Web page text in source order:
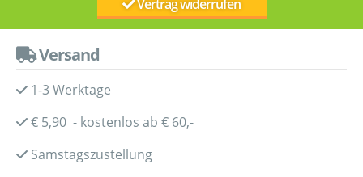
Vertrag widerrufen
Versand
1-3 Werktage
€ 5,90 - kostenlos ab € 60,-
Samstagszustellung